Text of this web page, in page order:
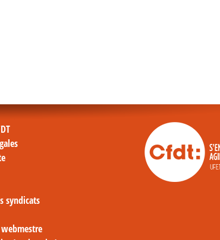
syndicats